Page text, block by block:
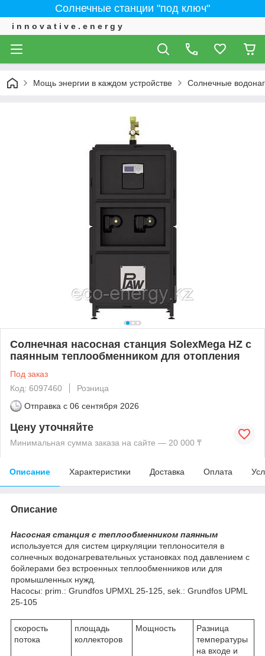
Солнечные станции "под ключ"
i n n o v a t i v e . e n e r g y
Мощь энергии в каждом устройстве Солнечные
Солнечная насосная станция SolexMega HZ с
паянным теплообменником для отопления
Под заказ
Код: 6097460
Розница
Отправка с 06 сентября 2026
Цену уточняйте
Минимальная сумма заказа на сайте — 20 000 ₸
Описание Характеристики Доставка Оплата
Описание
Насосная станция с теплообменником паянным
используется для систем циркуляции теплоносителя в
солнечных водонагревательных установках под давлением с
бойлерами без встроенных теплообменников или для
промышленных нужд.
Насосы: prim.: Grundfos UPMXL 25-125, sek.: Grundfos UPML
25-105
скорость
потока
площадь
коллекторов
Мощность
Разница
температуры
на входе и